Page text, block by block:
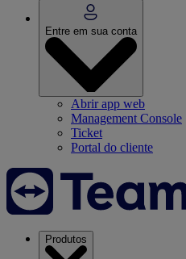
Entre em sua conta
Abrir app web
Management Console
Ticket
Portal do cliente
Produtos